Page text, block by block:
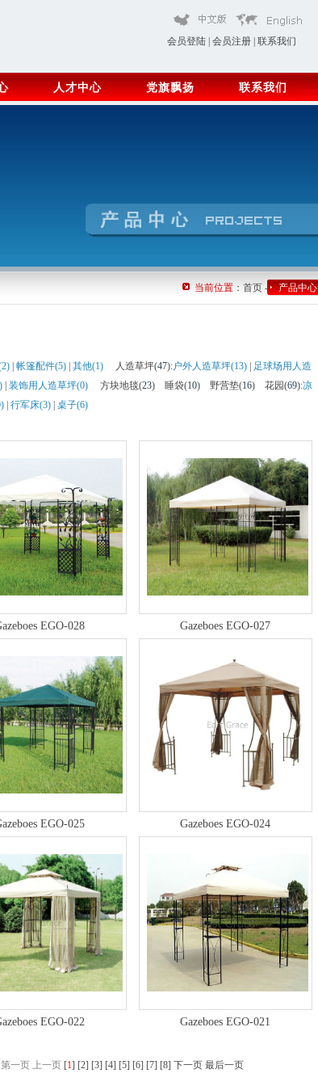
会员登陆 会员注册 联系我们
人才中心 党旗飘扬 联系我们
当前位置 ：首页 - 产品中心
帐篷配件(5) 其他(1) 人造草坪(47):户外人造草坪(13)
足球场用人造
装饰用人造草坪(0) 方块地毯(23) 睡袋(10) 野营垫(16) 花园(69):凉
行军床(3) 桌子(6)
EGO-028 Gazeboes EGO-027
EGO-025 Gazeboes EGO-024
EGO-022 Gazeboes EGO-021
第一页 上一页 [1] [2] [3] [4] [5] [6] [7] [8] 下一页 最后一页